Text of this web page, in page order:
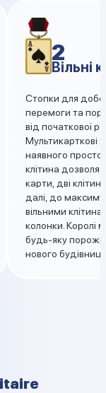
2
Вільні
Стопки для
перемоги та
від початкової
Мультикарткові
наявного
клітина
карти, дві
далі, до
вільними
колонки. Королі
будь-яку
нового